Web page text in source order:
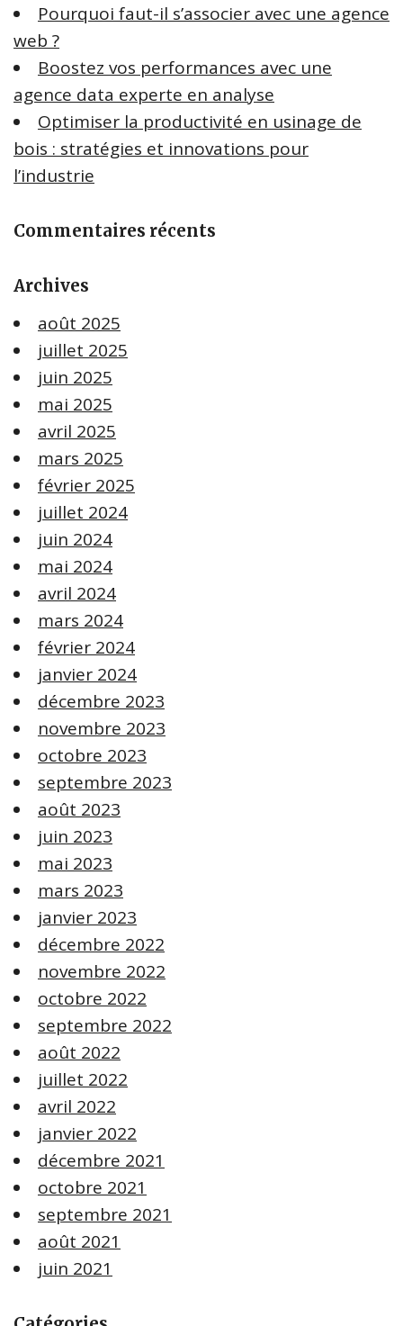
Pourquoi faut-il s’associer avec une agence
web ?
Boostez vos performances avec une
agence data experte en analyse
Optimiser la productivité en usinage de
bois : stratégies et innovations pour
l’industrie
Commentaires récents
Archives
août 2025
juillet 2025
juin 2025
mai 2025
avril 2025
mars 2025
février 2025
juillet 2024
juin 2024
mai 2024
avril 2024
mars 2024
février 2024
janvier 2024
décembre 2023
novembre 2023
octobre 2023
septembre 2023
août 2023
juin 2023
mai 2023
mars 2023
janvier 2023
décembre 2022
novembre 2022
octobre 2022
septembre 2022
août 2022
juillet 2022
avril 2022
janvier 2022
décembre 2021
octobre 2021
septembre 2021
août 2021
juin 2021